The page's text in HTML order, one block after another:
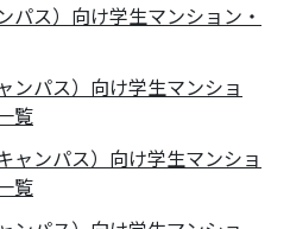
パス）向け学生マンション・
ンパス）向け学生マンショ
覧
ャンパス）向け学生マンショ
覧